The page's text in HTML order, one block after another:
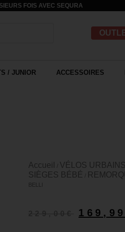
FOIS AVEC SEQURA
/ JUNIOR ACCESSOIRES
Accueil VÉLOS
SIÈGES BÉBÉ
BELLI
169,99